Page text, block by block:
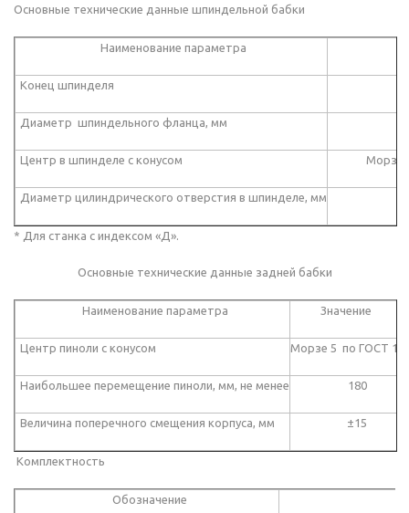
Основные технические данные шпиндельной бабки
Наименование параметра
Конец шпинделя
Диаметр шпиндельного фланца, мм
Центр в шпинделе с конусом Морзе 6
Диаметр цилиндрического отверстия в шпинделе, мм
* Для станка с индексом «Д».
Основные технические данные задней бабки
Наименование параметра Значение
Центр пиноли с конусом Морзе 5 по ГОСТ
Наибольшее перемещение пиноли, мм, не менее 180
Величина поперечного смещения корпуса, мм ±15
Комплектность
Обозначение